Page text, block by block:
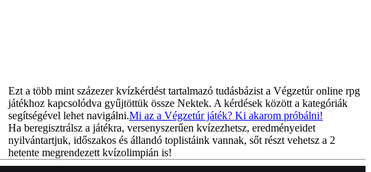
Ezt a több mint százezer kvízkérdést tartalmazó tudásbázist a Végzetúr online rpg
játékhoz kapcsolódva gyűjtöttük össze Nektek. A kérdések között a kategóriák
segítségével lehet navigálni.Mi az a Végzetúr játék? Ki akarom próbálni!
Ha beregisztrálsz a játékra, versenyszerűen kvízezhetsz, eredményeidet
nyilvántartjuk, időszakos és állandó toplistáink vannak, sőt részt vehetsz a 2
hetente megrendezett kvízolimpián is!